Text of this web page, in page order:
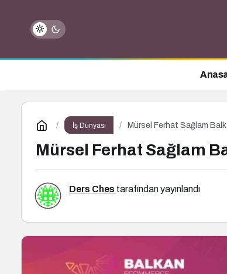
İş Dünyası Mürsel Ferhat Sağlam
Mürsel Ferhat Sağlam
Ders Ches tarafından yayınlandı